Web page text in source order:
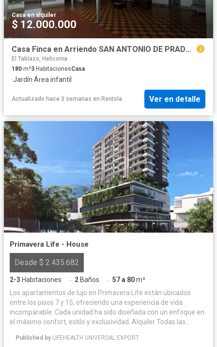
Casa·en alquiler
$ 12.000.000
Casa Finca en Arriendo SAN ANTONIO DE PRADO Medellín
El Tablazo, Heliconia
180 m²3 HabitacionesCasa
·Jardín·Área infantil
Actualizado hace 3 semanas en Rentola Ver en detalle
Primavera Life - House
Desde $ 2.435.682
2-3 Habitaciones · 2 Baños · 57 a 80m²
Los apartamentos de lujo en Primavera Life están ubicados
entre los pisos 7 y 15, ofreciendo una experiencia de vida
incomparable. Cada unidad ha sido diseñada con un enfoque en
el máximo confort, estilo y exclusividad. Alquiler Todas las
parqueaderos y cuartos útiles) estarán disponibles para alquiler,
Published by LIFEHEALTH UNIVERSAL EXPORT